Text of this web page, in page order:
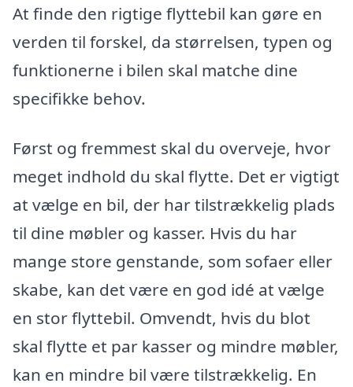
At finde den rigtige flyttebil kan gøre en
verden til forskel, da størrelsen, typen og
funktionerne i bilen skal matche dine
specifikke behov.
Først og fremmest skal du overveje, hvor
meget indhold du skal flytte. Det er vigtigt
at vælge en bil, der har tilstrækkelig plads
til dine møbler og kasser. Hvis du har
mange store genstande, som sofaer eller
skabe, kan det være en god idé at vælge
en stor flyttebil. Omvendt, hvis du blot
skal flytte et par kasser og mindre møbler,
kan en mindre bil være tilstrækkelig. En